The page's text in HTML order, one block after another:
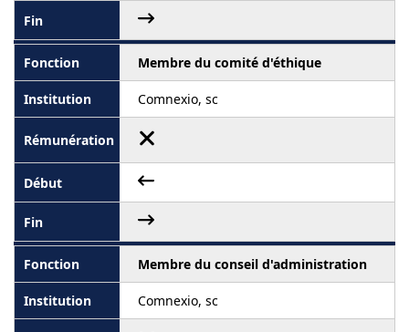
Membre du comité d'éthique
Comnexio, sc
Membre du conseil d'administration
Comnexio, sc